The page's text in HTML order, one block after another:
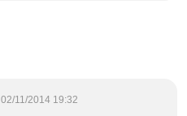
02/11/2014 19:32